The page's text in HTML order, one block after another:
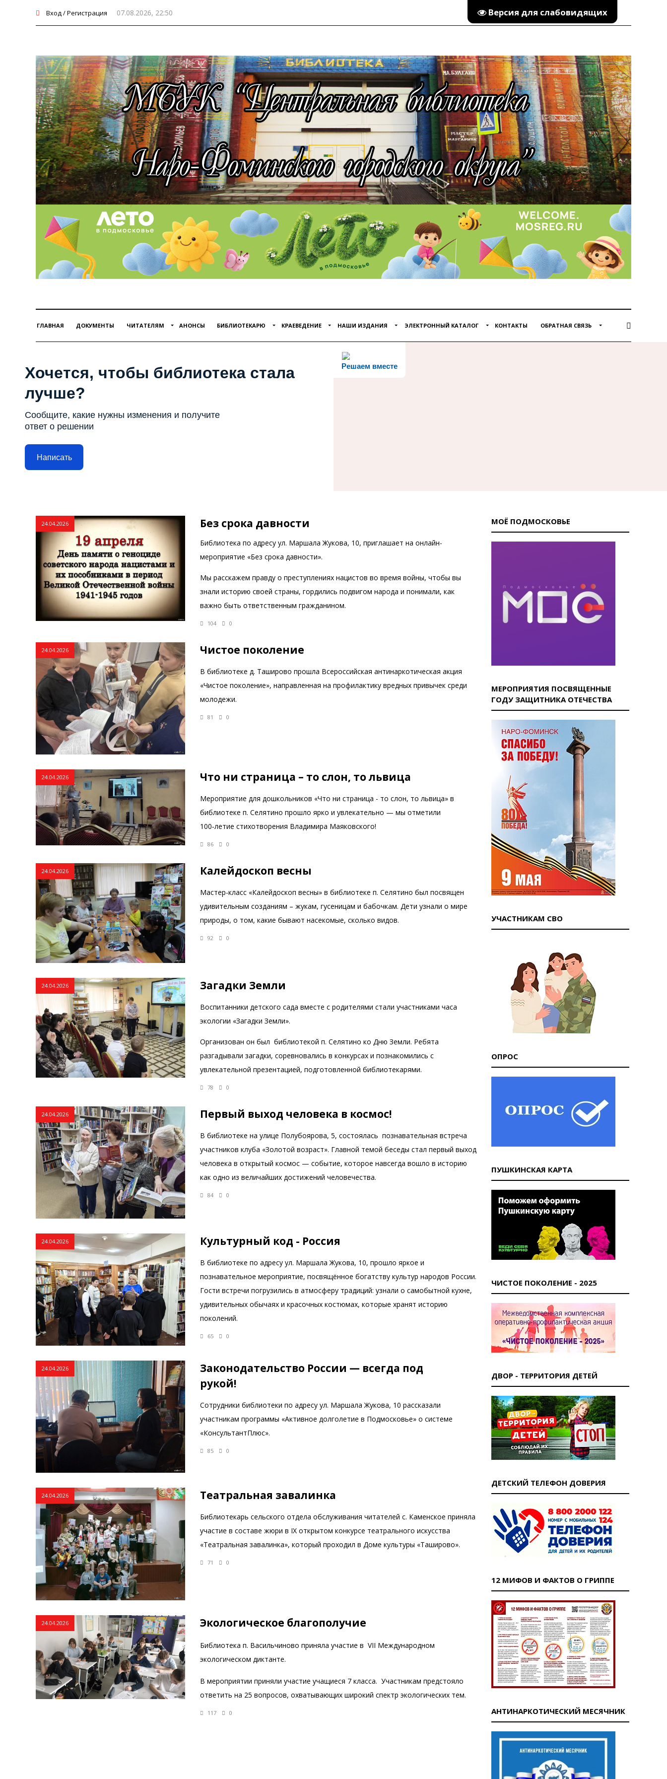
Версия для слабовидящих
Вход / Регистрация 07.08.2026, 22:50
ГЛАВНАЯ ДОКУМЕНТЫ ЧИТАТЕЛЯМ АНОНСЫ БИБЛИОТЕКАРЮ КРАЕВЕДЕНИЕ НАШИ ИЗДАНИЯ ЭЛЕКТРОННЫЙ КАТАЛОГ КОНТАКТЫ ОБРАТНАЯ СВЯЗЬ
Решаем вместе
Хочется, чтобы библиотека стала
лучше?
Сообщите, какие нужны изменения и получите
ответ о решении
Написать
24.04.2026 Без срока давности
Библиотека по адресу ул. Маршала Жукова, 10, приглашает на онлайн-
мероприятие «Без срока давности».
Мы расскажем правду о преступлениях нацистов во время войны, чтобы вы
знали историю своей страны, гордились подвигом народа и понимали, как
важно быть ответственным гражданином.
104 0
24.04.2026 Чистое поколение
В библиотеке д. Таширово прошла Всероссийская антинаркотическая акция
«Чистое поколение», направленная на профилактику вредных привычек среди
молодежи.
81 0
24.04.2026 Что ни страница – то слон, то львица
Мероприятие для дошкольников «Что ни страница - то слон, то львица» в
библиотеке п. Селятино прошло ярко и увлекательно — мы отметили
100‑летие стихотворения Владимира Маяковского!
86 0
24.04.2026 Калейдоскоп весны
Мастер-класс «Калейдоскоп весны» в библиотеке п. Селятино был посвящен
удивительным созданиям – жукам, гусеницам и бабочкам. Дети узнали о мире
природы, о том, какие бывают насекомые, сколько видов.
92 0
24.04.2026 Загадки Земли
Воспитанники детского сада вместе с родителями стали участниками часа
экологии «Загадки Земли».
Организован он был библиотекой п. Селятино ко Дню Земли. Ребята
разгадывали загадки, соревновались в конкурсах и познакомились с
увлекательной презентацией, подготовленной библиотекарями.
78 0
24.04.2026 Первый выход человека в космос!
В библиотеке на улице Полубоярова, 5, состоялась познавательная встреча
участников клуба «Золотой возраст». Главной темой беседы стал первый выход
человека в открытый космос — событие, которое навсегда вошло в историю
как одно из величайших достижений человечества.
84 0
24.04.2026 Культурный код - Россия
В библиотеке по адресу ул. Маршала Жукова, 10, прошло яркое и
познавательное мероприятие, посвящённое богатству культур народов России.
Гости встречи погрузились в атмосферу традиций: узнали о самобытной кухне,
удивительных обычаях и красочных костюмах, которые хранят историю
поколений.
65 0
24.04.2026
Законодательство России — всегда под
рукой!
Сотрудники библиотеки по адресу ул. Маршала Жукова, 10 рассказали
участникам программы «Активное долголетие в Подмосковье» о системе
«КонсультантПлюс».
85 0
24.04.2026 Театральная завалинка
Библиотекарь сельского отдела обслуживания читателей с. Каменское приняла
участие в составе жюри в IX открытом конкурсе театрального искусства
«Театральная завалинка», который проходил в Доме культуры «Таширово».
71 0
24.04.2026 Экологическое благополучие
Библиотека п. Васильчиново приняла участие в VII Международном
экологическом диктанте.
В мероприятии приняли участие учащиеся 7 класса. Участникам предстояло
ответить на 25 вопросов, охватывающих широкий спектр экологических тем.
117 0
МОЁ ПОДМОСКОВЬЕ
МЕРОПРИЯТИЯ ПОСВЯЩЕННЫЕ
ГОДУ ЗАЩИТНИКА ОТЕЧЕСТВА
УЧАСТНИКАМ СВО
ОПРОС
ПУШКИНСКАЯ КАРТА
ЧИСТОЕ ПОКОЛЕНИЕ - 2025
ДВОР - ТЕРРИТОРИЯ ДЕТЕЙ
ДЕТСКИЙ ТЕЛЕФОН ДОВЕРИЯ
12 МИФОВ И ФАКТОВ О ГРИППЕ
АНТИНАРКОТИЧЕСКИЙ МЕСЯЧНИК